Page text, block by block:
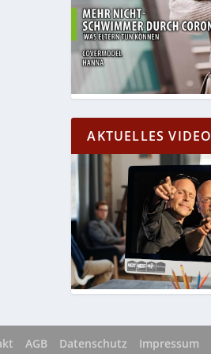
AKTUELLES VIDEO
AGB Datenschutz Impressum